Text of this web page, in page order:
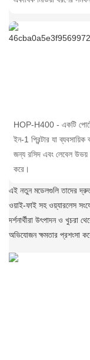
HOP-H400 - একটি
ইন-1 প্রিন্টার যা ব্যবসায়িক
জন্য রসিদ এবং লেবেল উভয়
করে।
এই নতুন মডেলগুলি তাদের
ওয়াই-ফাই সহ ওয়্যারলেস
দর্শনার্থীরা উৎপাদন ও খুচরা
অভিযোজন ক্ষমতার প্রশংসা